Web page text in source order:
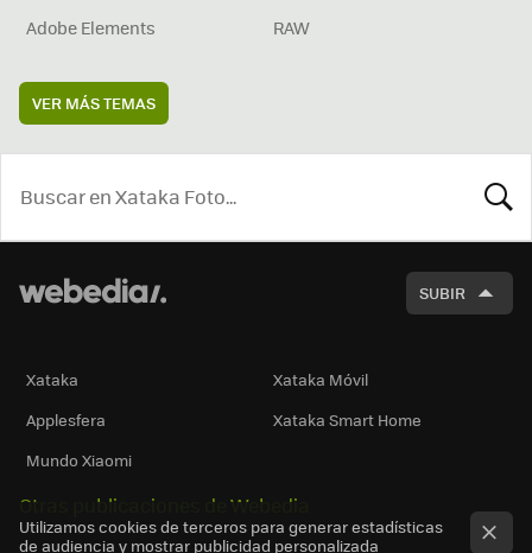
Adobe Elements
RAW
VER MÁS TEMAS
SUBIR
Xataka
Xataka Móvil
Applesfera
Xataka Smart Home
Mundo Xiaomi
Otras publicaciones de Webedia
Utilizamos cookies de terceros para generar estadísticas
de audiencia y mostrar publicidad personalizada